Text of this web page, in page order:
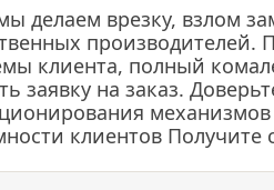
делаем врезку, взлом
клиента, полный
заявку на заказ.
клиентов